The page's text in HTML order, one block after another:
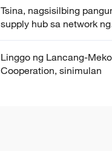
Tsina, nagsisilbing
supply hub sa network ng
produksyon ng ASEAN+3
Linggo ng Lancang-
Cooperation, sinimulan